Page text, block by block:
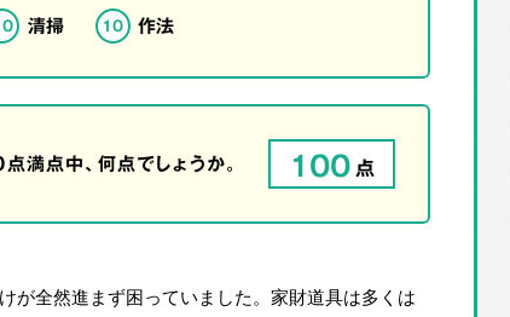
清掃 10 作法
点中、何点でしょうか。 100 点
が全然進まず困っていました。家財道具は多くは